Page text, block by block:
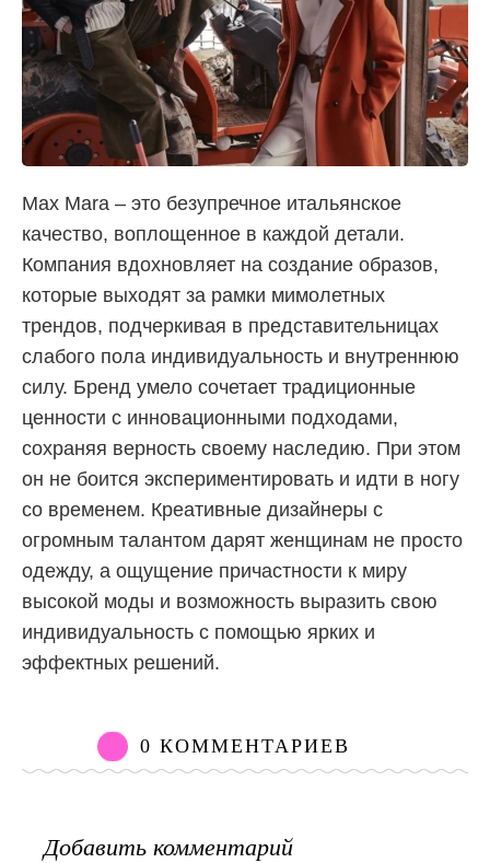
Max Mara – это безупречное итальянское
качество, воплощенное в каждой детали.
Компания вдохновляет на создание образов,
которые выходят за рамки мимолетных
трендов, подчеркивая в представительницах
слабого пола индивидуальность и внутреннюю
силу. Бренд умело сочетает традиционные
ценности с инновационными подходами,
сохраняя верность своему наследию. При этом
он не боится экспериментировать и идти в ногу
со временем. Креативные дизайнеры с
огромным талантом дарят женщинам не просто
одежду, а ощущение причастности к миру
высокой моды и возможность выразить свою
индивидуальность с помощью ярких и
эффектных решений.
0 КОММЕНТАРИЕВ
Добавить комментарий